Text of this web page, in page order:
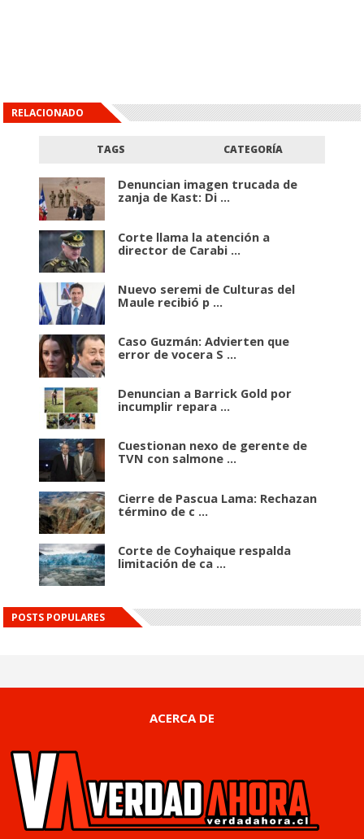
RELACIONADO
TAGS CATEGORÍA
Denuncian imagen trucada de
zanja de Kast: Di ...
Corte llama la atención a
director de Carabi ...
Nuevo seremi de Culturas del
Maule recibió p ...
Caso Guzmán: Advierten que
error de vocera S ...
Denuncian a Barrick Gold por
incumplir repara ...
Cuestionan nexo de gerente de
TVN con salmone ...
Cierre de Pascua Lama: Rechazan
término de c ...
Corte de Coyhaique respalda
limitación de ca ...
POSTS POPULARES
ACERCA DE